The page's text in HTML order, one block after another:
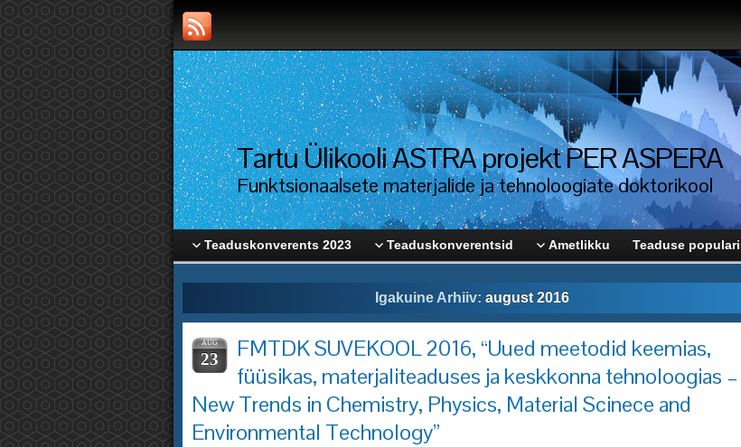
Tartu Ülikooli ASTRA projekt PER ASPERA
Funktsionaalsete materjalide ja tehnoloogiate doktorikool
Teaduskonverents 2023 Teaduskonverentsid Ametlikku Teaduse
Igakuine Arhiiv: august 2016
AUG
23
FMTDK SUVEKOOL 2016, “Uued meetodid keemias,
füüsikas, materjaliteaduses ja keskkonna tehnoloogias –
New Trends in Chemistry, Physics, Material Scinece and
Environmental Technology”